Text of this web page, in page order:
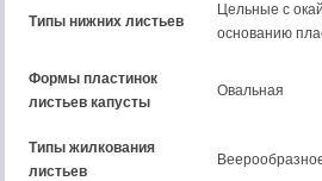
Типы нижних листьев
Цельные с
основанию
Формы пластинок
листьев капусты
Овальная
Типы жилкования
листьев